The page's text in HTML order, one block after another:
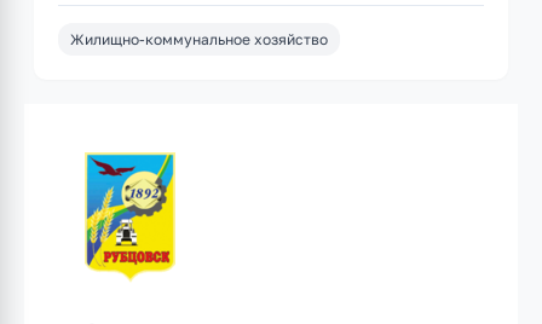
Жилищно-коммунальное хозяйство